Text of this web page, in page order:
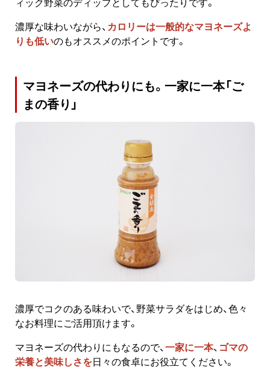
濃厚な味わいながら、 カロリーは一般的なマヨネーズよ
りも低いのもオススメのポイントです。
マヨネーズの代わりにも。一家に一本「ご
まの香り」
濃厚でコクのある味わいで、野菜サラダをはじめ、色々
なお料理にご活用頂けます。
マヨネーズの代わりにもなるので、一家に一本、 ゴマの
栄養と美味しさを日々の食卓にお役立てください。